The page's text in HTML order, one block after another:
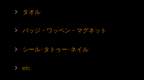
タオル
バッジ・ワッペン・マグネット
シール･タトゥー･ネイル
etc.